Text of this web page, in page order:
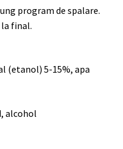
program de spalare.
final.
(etanol) 5-15%, apa
alcohol